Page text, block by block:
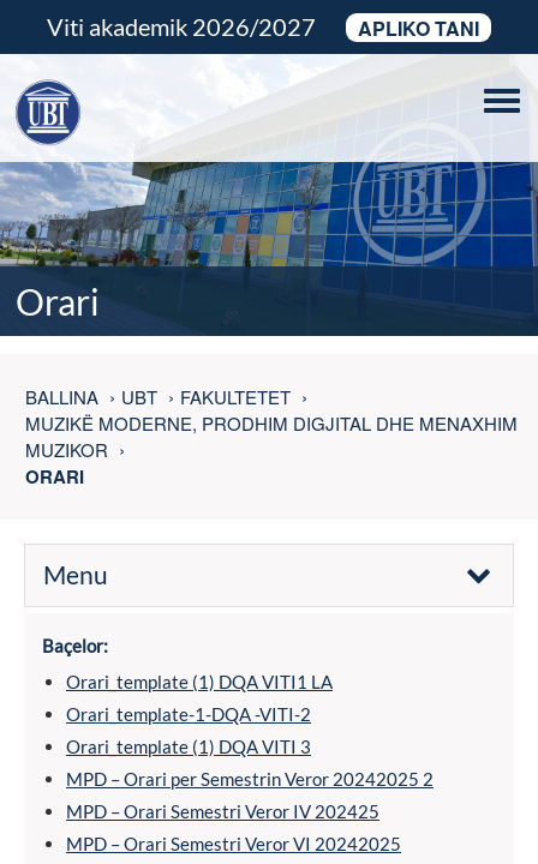
Viti akademik 2026/2027 APLIKO TANI
Orari
BALLINA UBT
FAKULTETET
MUZIKË MODERNE, PRODHIM DIGJITAL DHE MENAXHIM
MUZIKOR
ORARI
Menu
Baçelor:
Orari_template (1) DQA VITI1 LA
Orari_template-1-DQA -VITI-2
Orari_template (1) DQA VITI 3
MPD – Orari per Semestrin Veror 20242025 2
MPD – Orari Semestri Veror IV 202425
MPD – Orari Semestri Veror VI 20242025